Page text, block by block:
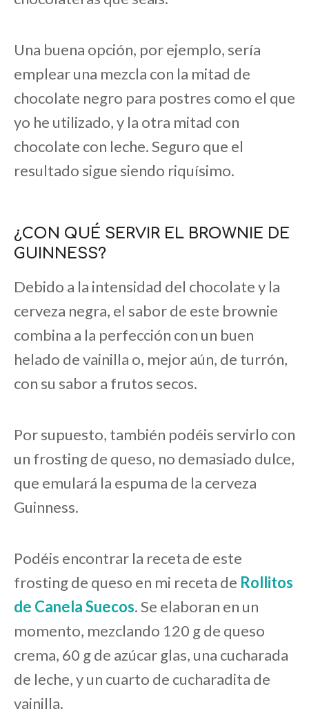
Una buena opción, por ejemplo, sería
emplear una mezcla con la mitad de
chocolate negro para postres como el que
yo he utilizado, y la otra mitad con
chocolate con leche. Seguro que el
resultado sigue siendo riquísimo.
¿CON QUÉ SERVIR EL BROWNIE DE
GUINNESS?
Debido a la intensidad del chocolate y la
cerveza negra, el sabor de este brownie
combina a la perfección con un buen
helado de vainilla o, mejor aún, de turrón,
con su sabor a frutos secos.
Por supuesto, también podéis servirlo con
un frosting de queso, no demasiado dulce,
que emulará la espuma de la cerveza
Guinness.
Podéis encontrar la receta de este
frosting de queso en mi receta de Rollitos
de Canela Suecos. Se elaboran en un
momento, mezclando 120 g de queso
crema, 60 g de azúcar glas, una cucharada
de leche, y un cuarto de cucharadita de
vainilla.